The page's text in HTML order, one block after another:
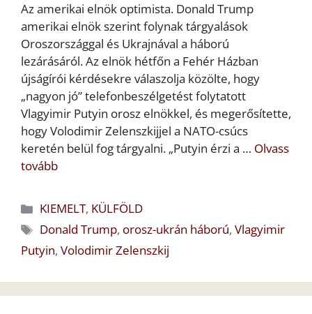
Az amerikai elnök optimista. Donald Trump
amerikai elnök szerint folynak tárgyalások
Oroszországgal és Ukrajnával a háború
lezárásáról. Az elnök hétfőn a Fehér Házban
újságírói kérdésekre válaszolja közölte, hogy
„nagyon jó” telefonbeszélgetést folytatott
Vlagyimir Putyin orosz elnökkel, és megerősítette,
hogy Volodimir Zelenszkijjel a NATO-csúcs
keretén belül fog tárgyalni. „Putyin érzi a … Olvass
tovább
Kategória
KIEMELT, KÜLFÖLD
Címkék
Donald Trump, orosz-ukrán háború,Vlagyimir
Putyin, Volodimir Zelenszkij